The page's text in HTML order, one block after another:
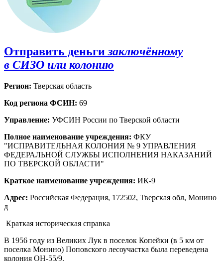
Отправить деньги заключённому
в СИЗО или колонию
Регион: Тверская область
Код региона ФСИН: 69
Управление: УФСИН России по Тверской области
Полное наименование учреждения: ФКУ
"ИСПРАВИТЕЛЬНАЯ КОЛОНИЯ № 9 УПРАВЛЕНИЯ
ФЕДЕРАЛЬНОЙ СЛУЖБЫ ИСПОЛНЕНИЯ НАКАЗАНИЙ
ПО ТВЕРСКОЙ ОБЛАСТИ"
Краткое наименование учреждения: ИК-9
Адрес: Российская Федерация, 172502, Тверская обл, Монино
д
Краткая историческая справка
В 1956 году из Великих Лук в поселок Копейки (в 5 км от
поселка Монино) Поповского лесоучастка была переведена
колония ОН-55/9.